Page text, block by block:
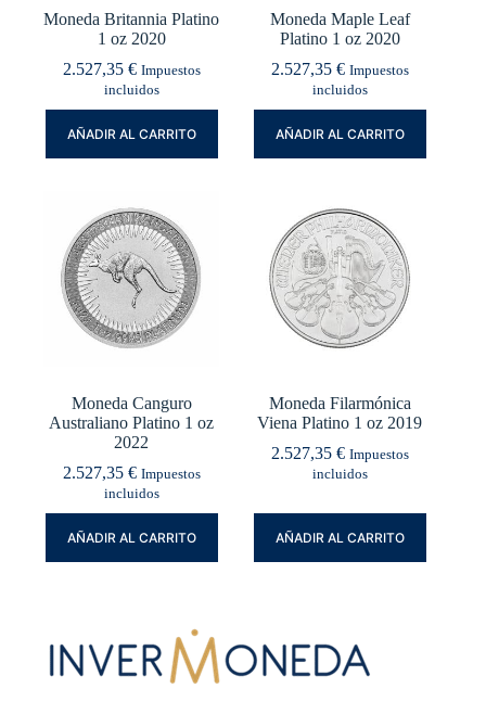
Moneda Britannia Platino
1 oz 2020
2.527,35 € Impuestos
incluidos
AÑADIR AL CARRITO
Moneda Maple Leaf
Platino 1 oz 2020
2.527,35 € Impuestos
incluidos
AÑADIR AL CARRITO
Moneda Canguro
Australiano Platino 1 oz
2022
2.527,35 € Impuestos
incluidos
AÑADIR AL CARRITO
Moneda Filarmónica
Viena Platino 1 oz 2019
2.527,35 € Impuestos
incluidos
AÑADIR AL CARRITO